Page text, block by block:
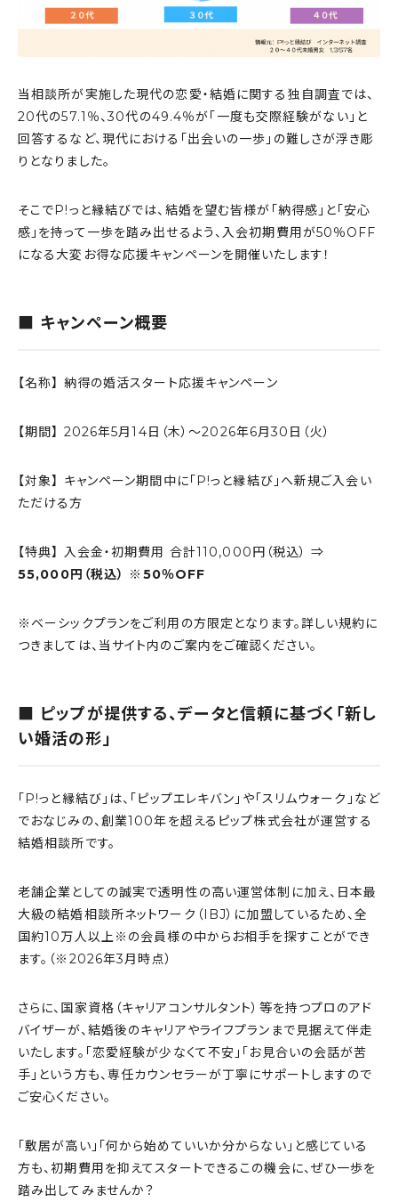
当相談所が実施した現代の恋愛・結婚に関する独自調査では、
20代の57.1％、30代の49.4％が「一度も交際経験がない」と
回答するなど、現代における「出会いの一歩」の難しさが浮き彫
りとなりました。
そこでP!っと縁結びでは、結婚を望む皆様が「納得感」と「安心
感」を持って一歩を踏み出せるよう、入会初期費用が50％OFF
になる大変お得な応援キャンペーンを開催いたします！
■ キャンペーン概要
【名称】 納得の婚活スタート応援キャンペーン
【期間】 2026年5月14日（木）～2026年6月30日（火）
【対象】 キャンペーン期間中に「P!っと縁結び」へ新規ご入会い
ただける方
【特典】 入会金・初期費用 合計110,000円（税込） ⇒
55,000円（税込） ※50％OFF
※ベーシックプランをご利用の方限定となります。詳しい規約に
つきましては、当サイト内のご案内をご確認ください。
■ ピップが提供する、データと信頼に基づく「新し
い婚活の形」
「P!っと縁結び」は、「ピップエレキバン」や「スリムウォーク」など
でおなじみの、創業100年を超えるピップ株式会社が運営する
結婚相談所です。
老舗企業としての誠実で透明性の高い運営体制に加え、日本最
大級の結婚相談所ネットワーク（IBJ）に加盟しているため、全
国約10万人以上※の会員様の中からお相手を探すことができ
ます。（※2026年3月時点）
さらに、国家資格（キャリアコンサルタント）等を持つプロのアド
バイザーが、結婚後のキャリアやライフプランまで見据えて伴走
いたします。「恋愛経験が少なくて不安」「お見合いの会話が苦
手」という方も、専任カウンセラーが丁寧にサポートしますので
ご安心ください。
「敷居が高い」「何から始めていいか分からない」と感じている
方も、初期費用を抑えてスタートできるこの機会に、ぜひ一歩を
踏み出してみませんか？